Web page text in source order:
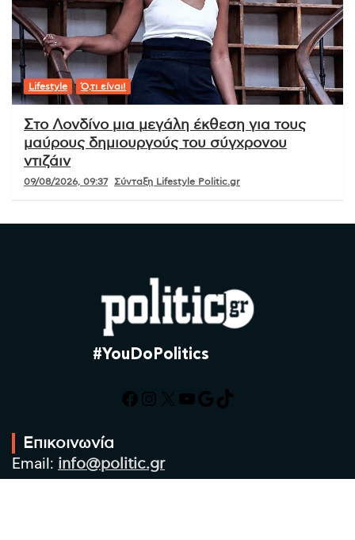
Lifestyle Ό,τι είναι!
Στο Λονδίνο μια μεγάλη έκθεση για τους
μαύρους δημιουργούς του σύγχρονου
ντιζάιν
09/08/2026, 09:37 Σύνταξη Lifestyle Politic.gr
#YouDoPolitics
Facebook
Instagram
X YouTube
Google
TikTok
Επικοινωνία
Email: info@politic.gr
Τηλ: